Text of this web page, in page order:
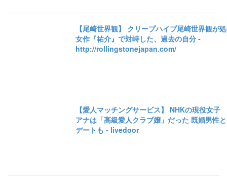
【尾崎世界観】 クリープハイプ尾崎世界観が処
女作『祐介』で対峙した、過去の自分 -
http://rollingstonejapan.com/
【愛人マッチングサービス】 NHKの現役女子
アナは「高級愛人クラブ嬢」だった 既婚男性と
デートも - livedoor